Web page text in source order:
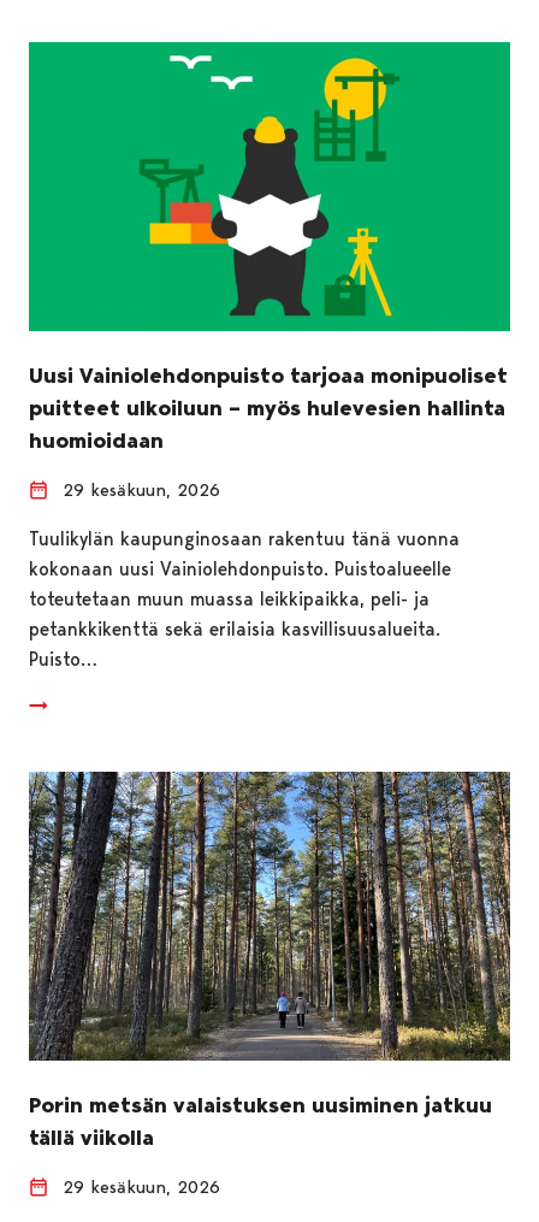
Uusi Vainiolehdonpuisto tarjoaa monipuoliset
puitteet ulkoiluun – myös hulevesien hallinta
huomioidaan
29 kesäkuun, 2026
Tuulikylän kaupunginosaan rakentuu tänä vuonna
kokonaan uusi Vainiolehdonpuisto. Puistoalueelle
toteutetaan muun muassa leikkipaikka, peli- ja
petankkikenttä sekä erilaisia kasvillisuusalueita.
Puisto…
Porin metsän valaistuksen uusiminen jatkuu
tällä viikolla
29 kesäkuun, 2026